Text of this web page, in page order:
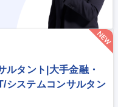
ルタント|大手金融・
システムコンサルタン